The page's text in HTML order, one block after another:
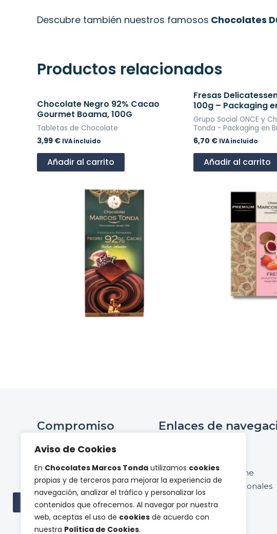
Aviso de Cookies
En Chocolates Marcos Tonda utilizamos cookies
propias y de terceros para mejorar la experiencia de
navegación, analizar el tráfico y personalizar los
contenidos que ofrecemos. Al navegar por nuestra
web, aceptas el uso de cookies de acuerdo con
nuestra Política de Cookies.
Descubre también nuestros famosos Chocolates
Productos relacionados
Chocolate Negro 92% Cacao
Gourmet Boama, 100G
Tabletas de Chocolate
3,99 € IVA incluido
Añadir al carrito
Fresas
100g – Packaging
Grupo Social ONCE y
Tonda - Packaging en
6,70 € IVA incluido
Añadir al carrito
Compromiso
Proyectos de
investigación
Ver todas las subvenciones
Enlaces de
Tienda online
Panel de profesionales